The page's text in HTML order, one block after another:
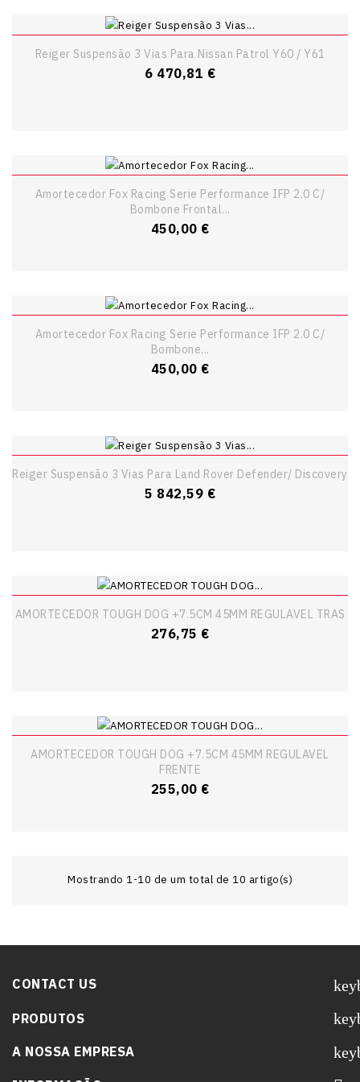
Reiger Suspensão 3 Vias Para Nissan Patrol Y60 / Y61
Preço
6 470,81 €
Amortecedor Fox Racing Serie Performance IFP 2.0 C/
Bombone Frontal...
Preço
450,00 €
Amortecedor Fox Racing Serie Performance IFP 2.0 C/
Bombone...
Preço
450,00 €
Reiger Suspensão 3 Vias Para Land Rover Defender/ Discovery
Preço
5 842,59 €
AMORTECEDOR TOUGH DOG +7.5CM 45MM REGULAVEL TRAS
Preço
276,75 €
AMORTECEDOR TOUGH DOG +7.5CM 45MM REGULAVEL
FRENTE
Preço
255,00 €
Mostrando 1-10 de um total de 10 artigo(s)
CONTACT US
PRODUTOS
A NOSSA EMPRESA